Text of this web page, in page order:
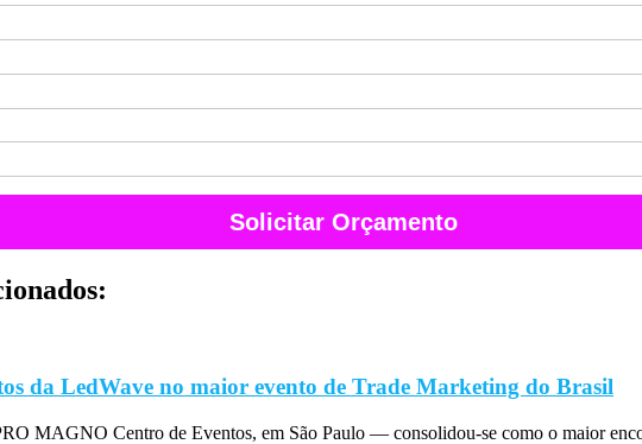
Solicitar Orçamento
da LedWave no maior evento de Trade Marketing do Brasil
MAGNO Centro de Eventos, em São Paulo — consolidou-se como o maior